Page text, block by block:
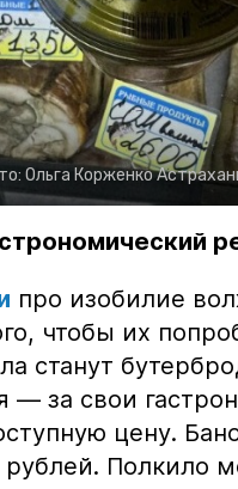
Ольга Корженко
про изобилие
чтобы их
станут
— за свои
цену.
Полкило